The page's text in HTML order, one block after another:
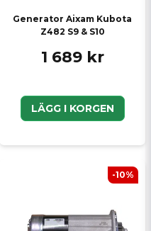
Generator Aixam Kubota
Z482 S9 & S10
1 689 kr
LÄGG I KORGEN
-10%